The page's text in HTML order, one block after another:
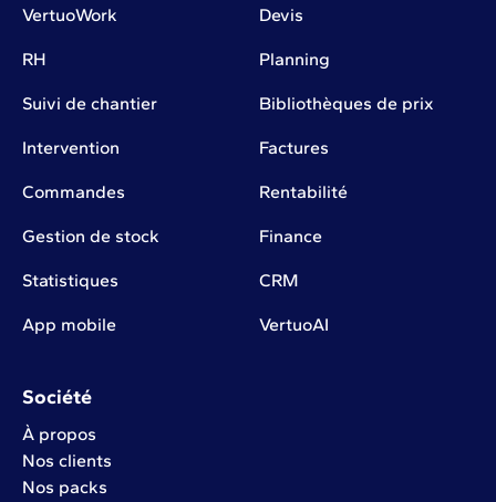
VertuoWork Devis
RH Planning
Suivi de chantier Bibliothèques de prix
Intervention Factures
Commandes Rentabilité
Gestion de stock Finance
Statistiques CRM
App mobile VertuoAI
Société
À propos
Nos clients
Nos packs